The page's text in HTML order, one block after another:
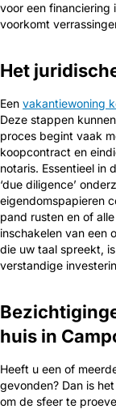
voor een financiering
voorkomt
Het
Een vakantiewoning
Deze stappen
proces begint vaak
koopcontract en
notaris. Essentieel in
‘due diligence’
eigendomspapieren
pand rusten en of
inschakelen van een
die uw taal spreekt,
verstandige
huis in
Heeft u een of
gevonden? Dan is
om de sfeer te